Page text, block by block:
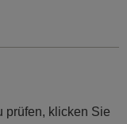
prüfen, klicken Sie